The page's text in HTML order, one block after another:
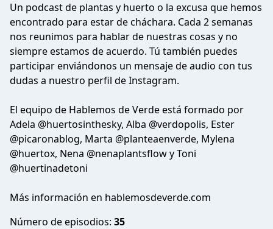
Un podcast de plantas y huerto o la excusa que hemos
encontrado para estar de cháchara. Cada 2 semanas
nos reunimos para hablar de nuestras cosas y no
siempre estamos de acuerdo. Tú también puedes
participar enviándonos un mensaje de audio con tus
dudas a nuestro perfil de Instagram.
El equipo de Hablemos de Verde está formado por
Adela @huertosinthesky, Alba @verdopolis, Ester
@picaronablog, Marta @planteaenverde, Mylena
@huertox, Nena @nenaplantsflow y Toni
@huertinadetoni
Más información en hablemosdeverde.com
Número de episodios: 35